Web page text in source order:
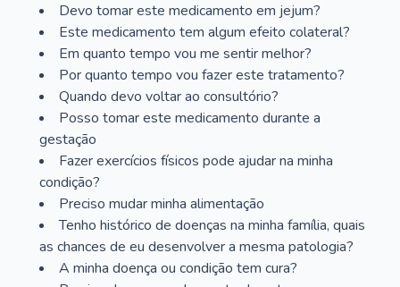
Devo tomar este medicamento em jejum?
Este medicamento tem algum efeito colateral?
Em quanto tempo vou me sentir melhor?
Por quanto tempo vou fazer este tratamento?
Quando devo voltar ao consultório?
Posso tomar este medicamento durante a
gestação
Fazer exercícios físicos pode ajudar na minha
condição?
Preciso mudar minha alimentação
Tenho histórico de doenças na minha família, quais
as chances de eu desenvolver a mesma patologia?
A minha doença ou condição tem cura?